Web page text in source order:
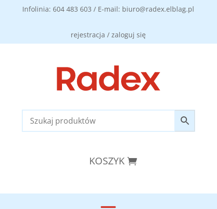
Infolinia: 604 483 603 / E-mail: biuro@radex.elblag.pl
rejestracja / zaloguj się
KOSZYK